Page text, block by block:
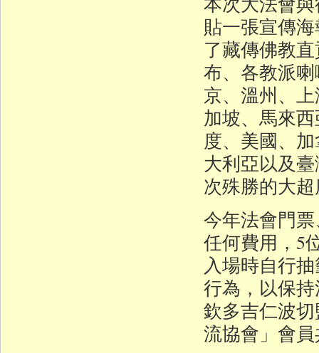
貼一張宣傳
了藏傳佛教
布、各教派
京、溫州、
加坡、馬來
度、美國、
大利亞以及
次殊勝的大
今年法會門
任何費用，5
入場時自行
行為，以保
欽多吉仁波
流協會」會